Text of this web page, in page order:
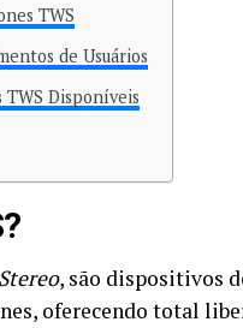
TWS
de Usuários
Disponíveis
, são dispositivos
oferecendo total